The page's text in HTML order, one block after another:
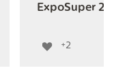
ExpoSuper
+2